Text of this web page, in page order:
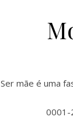
Ser mãe é uma